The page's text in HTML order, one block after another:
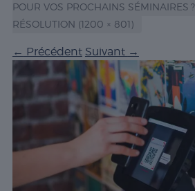
POUR VOS PROCHAINS SÉMINAIRES ?
RÉSOLUTION (1200 × 801)
← Précédent Suivant →